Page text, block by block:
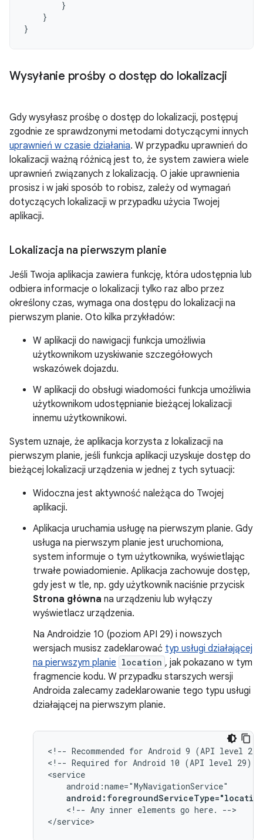
}
}
}
Wysyłanie prośby o dostęp do lokalizacji
Gdy wysyłasz prośbę o dostęp do lokalizacji, postępuj
zgodnie ze sprawdzonymi metodami dotyczącymi innych
uprawnień w czasie działania. W przypadku uprawnień do
lokalizacji ważną różnicą jest to, że system zawiera wiele
uprawnień związanych z lokalizacją. O jakie uprawnienia
prosisz i w jaki sposób to robisz, zależy od wymagań
dotyczących lokalizacji w przypadku użycia Twojej
aplikacji.
Lokalizacja na pierwszym planie
Jeśli Twoja aplikacja zawiera funkcję, która udostępnia lub
odbiera informacje o lokalizacji tylko raz albo przez
określony czas, wymaga ona dostępu do lokalizacji na
pierwszym planie. Oto kilka przykładów:
W aplikacji do nawigacji funkcja umożliwia
użytkownikom uzyskiwanie szczegółowych
wskazówek dojazdu.
W aplikacji do obsługi wiadomości funkcja umożliwia
użytkownikom udostępnianie bieżącej lokalizacji
innemu użytkownikowi.
System uznaje, że aplikacja korzysta z lokalizacji na
pierwszym planie, jeśli funkcja aplikacji uzyskuje dostęp do
bieżącej lokalizacji urządzenia w jednej z tych sytuacji:
Widoczna jest aktywność należąca do Twojej
aplikacji.
Aplikacja uruchamia usługę na pierwszym planie. Gdy
usługa na pierwszym planie jest uruchomiona,
system informuje o tym użytkownika, wyświetlając
trwałe powiadomienie. Aplikacja zachowuje dostęp,
gdy jest w tle, np. gdy użytkownik naciśnie przycisk
Strona główna na urządzeniu lub wyłączy
wyświetlacz urządzenia.
Na Androidzie 10 (poziom API 29) i nowszych
wersjach musisz zadeklarować typ usługi działającej
na pierwszym planie location , jak pokazano w tym
fragmencie kodu. W przypadku starszych wersji
Androida zalecamy zadeklarowanie tego typu usługi
działającej na pierwszym planie.
<!-- Recommended for Android 9 (API level 28)
<!-- Required for Android 10 (API level 29)
<!-- Any inner elements go here.
-->
</service>